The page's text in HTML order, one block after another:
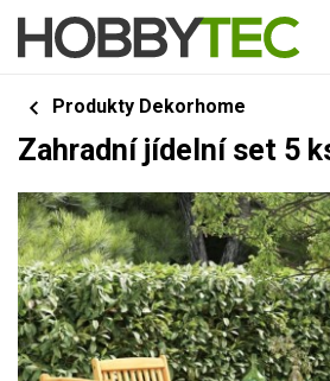
Produkty Dekorhome
Zahradní jídelní set 5